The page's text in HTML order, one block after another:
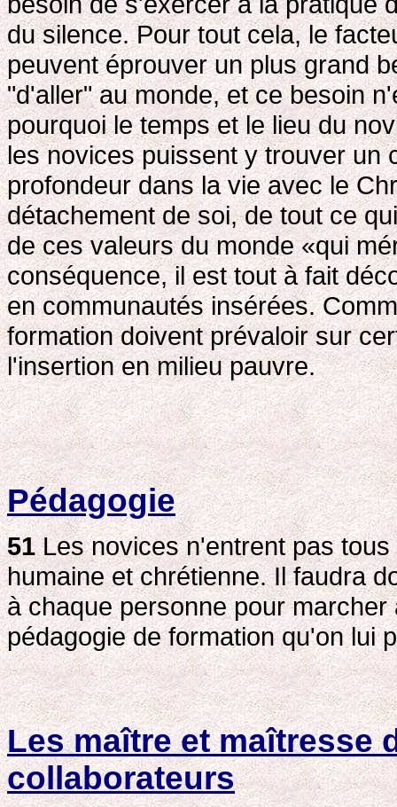
du silence. Pour tout cela, le
peuvent éprouver un plus grand
"d'aller" au monde, et ce besoin
pourquoi le temps et le lieu du
les novices puissent y trouver un
profondeur dans la vie avec le
détachement de soi, de tout ce
de ces valeurs du monde «qui
conséquence, il est tout à fait
en communautés insérées.
formation doivent prévaloir sur
l'insertion en milieu pauvre.
Pédagogie
51Les novices n'entrent pas
humaine et chrétienne. Il faudra
à chaque personne pour
pédagogie de formation qu'on lui
Les maître et maîtresse
collaborateurs